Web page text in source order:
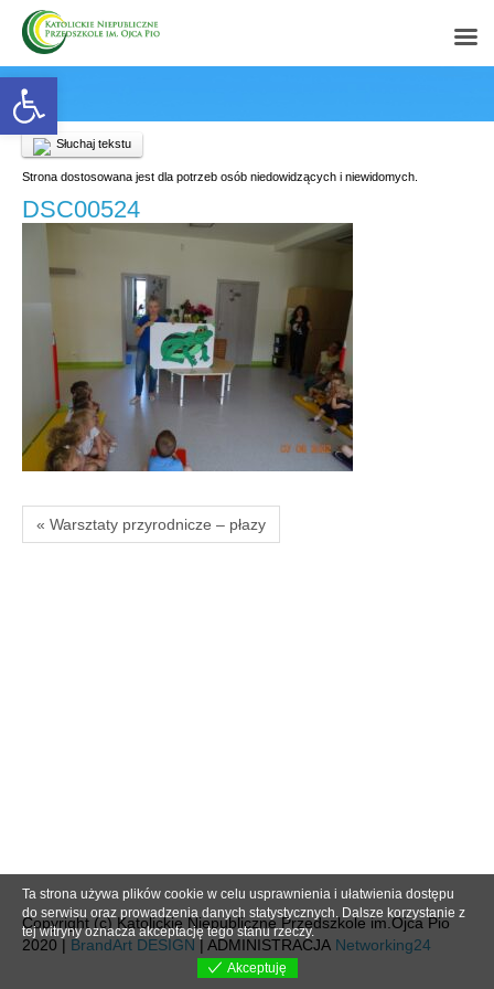
Open toolbar
Słuchaj tekstu
Strona dostosowana jest dla potrzeb osób niedowidzących i niewidomych.
DSC00524
« Warsztaty przyrodnicze – płazy
Copyright (c) Katolickie Niepubliczne Przedszkole im.Ojca Pio
2020 | BrandArt DESIGN | ADMINISTRACJA Networking24
Ta strona używa plików cookie w celu usprawnienia i ułatwienia dostępu
do serwisu oraz prowadzenia danych statystycznych. Dalsze korzystanie z
tej witryny oznacza akceptację tego stanu rzeczy.
Akceptuję